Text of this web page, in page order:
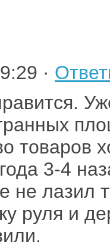
·
товаров
3-4
не лазил
руля и